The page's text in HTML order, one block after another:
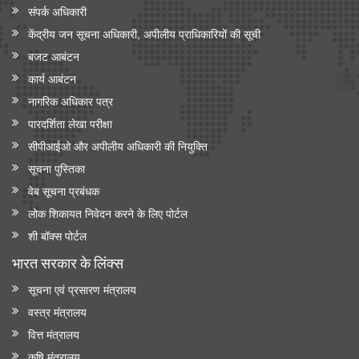
संपर्क अधिकारी
केंद्रीय जन सूचना अधिकारी, अपीलीय प्राधिकारियों की सूची
बजट आबंटन
कार्य आबंटन
नागरिक अधिकार पत्र
पारदर्शिता लेखा परीक्षा
सीपीआईओ और अपी‍लीय अधिकारी की नियुक्ति
सूचना पुस्तिका
वेब सूचना प्रबंधक
लोक शिकायत निवेदन करने के लिए पोर्टल
शी बॉक्स पोर्टल
भारत सरकार के लिंक्‍स
सूचना एवं प्रसारण मंत्रालय
वस्त्र मंत्रालय
वित्त मंत्रालय